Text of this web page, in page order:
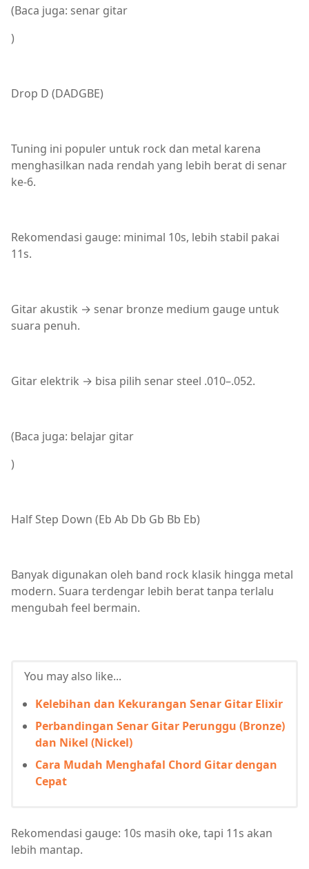
(Baca juga: senar gitar
)
Drop D (DADGBE)
Tuning ini populer untuk rock dan metal karena
menghasilkan nada rendah yang lebih berat di senar
ke-6.
Rekomendasi gauge: minimal 10s, lebih stabil pakai
11s.
Gitar akustik → senar bronze medium gauge untuk
suara penuh.
Gitar elektrik → bisa pilih senar steel .010–.052.
(Baca juga: belajar gitar
)
Half Step Down (Eb Ab Db Gb Bb Eb)
Banyak digunakan oleh band rock klasik hingga metal
modern. Suara terdengar lebih berat tanpa terlalu
mengubah feel bermain.
You may also like...
Kelebihan dan Kekurangan Senar Gitar Elixir
Perbandingan Senar Gitar Perunggu (Bronze)
dan Nikel (Nickel)
Cara Mudah Menghafal Chord Gitar dengan
Cepat
Rekomendasi gauge: 10s masih oke, tapi 11s akan
lebih mantap.